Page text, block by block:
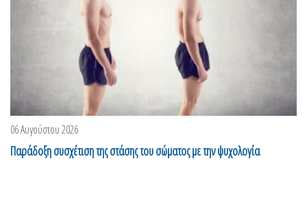
06 Αυγούστου 2026
Παράδοξη συσχέτιση της στάσης του σώματος με την ψυχολογία